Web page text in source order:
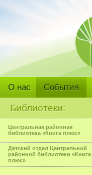
О нас События
Библиотеки:
Центральная районная
библиотека «Книга плюс»
Детский отдел Центральной
районной библиотеки «Книга
плюс»